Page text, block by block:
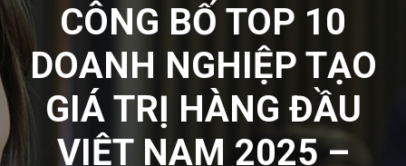
CÔNG BỐ TOP 10
DOANH NGHIỆP TẠO
GIÁ TRỊ HÀNG ĐẦU
VIỆT NAM 2025 –